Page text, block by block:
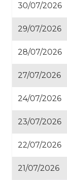
30/07/2026
29/07/2026
28/07/2026
27/07/2026
24/07/2026
23/07/2026
22/07/2026
21/07/2026